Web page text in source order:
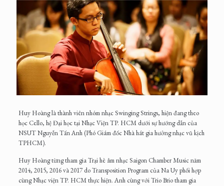
Huy Hoàng là thành viên nhóm nhạc Swinging Strings, hiện đang theo
học Cello, hệ Đại học tại Nhạc Viện TP. HCM dưới sự hướng dẫn của
NSUT Nguyễn Tấn Anh (Phó Giám đốc Nhà hát gia hưởng nhạc vũ kịch
TPHCM).
Huy Hoàng từng tham gia Trại hè âm nhạc Saigon Chamber Music năm
2014, 2015, 2016 và 2017 do Transposition Program của Na Uy phối hợp
cùng Nhạc viện TP. HCM thực hiện. Anh cùng với Trio Brio tham gia